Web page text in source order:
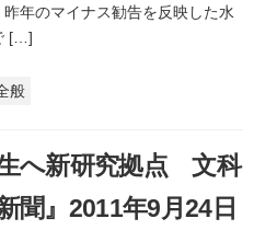
年のマイナス勧告を反映した水
[…]
般
へ新研究拠点 文科
聞』2011年9月24日